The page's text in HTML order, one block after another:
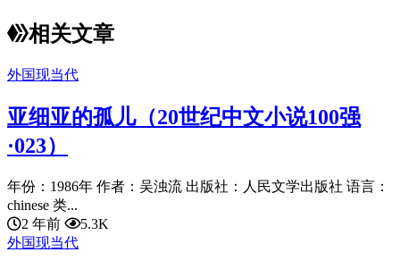
相关文章
外国现当代
亚细亚的孤儿（20世纪中文小说100强
·023）
年份：1986年 作者：吴浊流 出版社：人民文学出版社 语言：
chinese 类...
2 年前
5.3K
外国现当代